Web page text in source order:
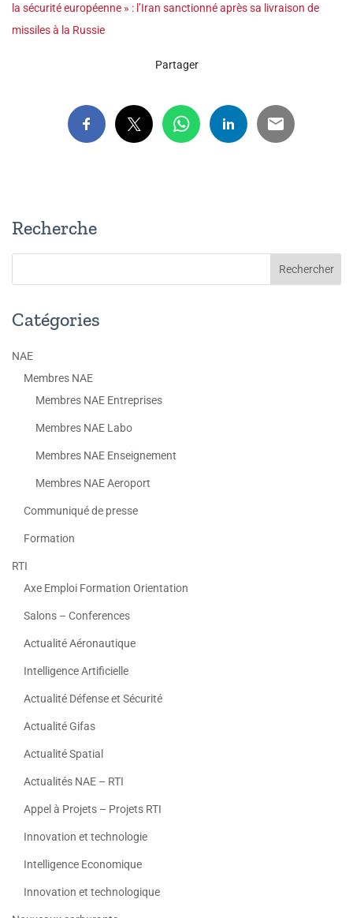
la sécurité européenne » : l’Iran sanctionné après sa livraison de
missiles à la Russie
Partager
Recherche
Catégories
NAE
Membres NAE
Membres NAE Entreprises
Membres NAE Labo
Membres NAE Enseignement
Membres NAE Aeroport
Communiqué de presse
Formation
RTI
Axe Emploi Formation Orientation
Salons – Conferences
Actualité Aéronautique
Intelligence Artificielle
Actualité Défense et Sécurité
Actualité Gifas
Actualité Spatial
Actualités NAE – RTI
Appel à Projets – Projets RTI
Innovation et technologie
Intelligence Economique
Innovation et technologique